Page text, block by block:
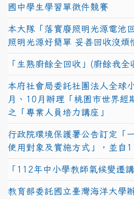
國中學生學習單徵件競賽
本大隊「落實廢照明光源電池
照明光源好簡單 妥善回收沒煩
「生熟廚餘全回收」(廚餘我
本府社會局委託社團法人全球
月、10月辦理「桃園市世界經
之「專業人員培力講座」
行政院環境保護署公告訂定「
使用對象及實施方式」，並自
「112年中小學教師氣候變遷講
教育部委託國立臺灣海洋大學